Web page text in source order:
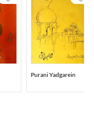
Purani Yadgarein